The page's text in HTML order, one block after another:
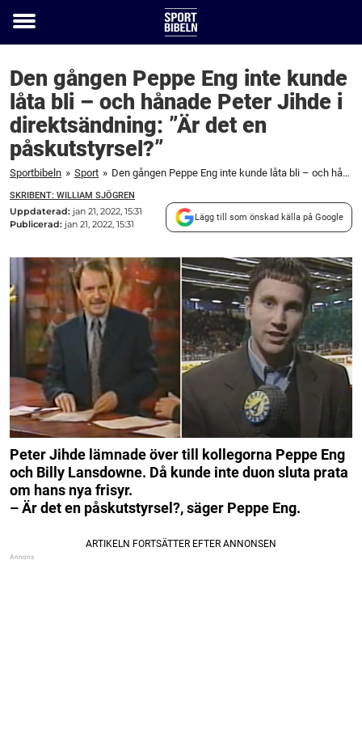
Toggle
Den gången Peppe Eng inte kunde
låta bli – och hånade Peter Jihde i
direktsändning: ”Är det en
påskutstyrsel?”
Sportbibeln » Sport » Den gången Peppe Eng inte kunde låta bli – och hånade Peter Jihde i direktsändning: "Är det en påskutstyrsel?"
SKRIBENT: WILLIAM SJÖGREN
Uppdaterad: jan 21, 2022, 15:31
Publicerad: jan 21, 2022, 15:31
Lägg till som önskad källa på Google
Peter Jihde lämnade över till kollegorna Peppe Eng
och Billy Lansdowne. Då kunde inte duon sluta prata
om hans nya frisyr.
– Är det en påskutstyrsel?, säger Peppe Eng.